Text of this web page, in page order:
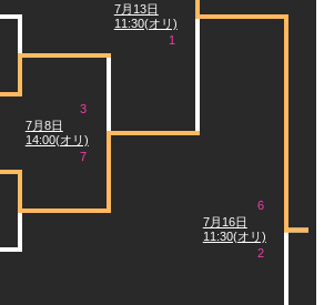
7月8日
14:00(オリ)
3
7
7月13日
11:30(オリ)
1
7月16日
11:30(オリ)
6
2